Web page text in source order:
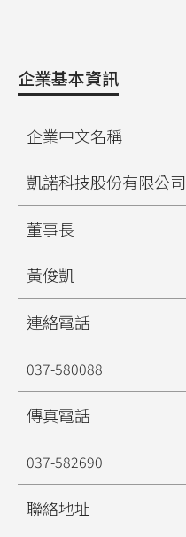
企業基本資訊
企業中文名稱
凱諾科技股份有限公司
董事長
黃俊凱
連絡電話
037-580088
傳真電話
037-582690
聯絡地址